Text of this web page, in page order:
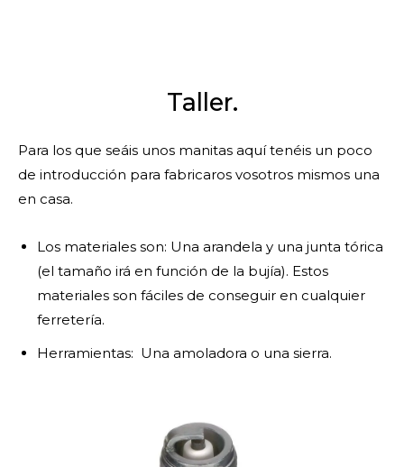
Taller.
Para los que seáis unos manitas aquí tenéis un poco
de introducción para fabricaros vosotros mismos una
en casa.
Los materiales son: Una arandela y una junta tórica
(el tamaño irá en función de la bujía). Estos
materiales son fáciles de conseguir en cualquier
ferretería.
Herramientas: Una amoladora o una sierra.